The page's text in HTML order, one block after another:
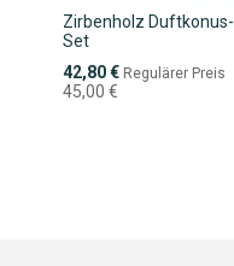
Zirbenholz Duftkonus-
Set
Sonderpreis
42,80 € Regulärer Preis
45,00 €